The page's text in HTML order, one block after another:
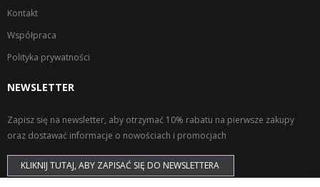
Kontakt
Współpraca
Polityka prywatności
NEWSLETTER
Zapisz się na newsletter, aby otrzymać 10% rabatu na pierwsze zakupy
oraz dostawać informacje o nowościach i promocjach
KLIKNIJ TUTAJ, ABY ZAPISAĆ SIĘ DO NEWSLETTERA